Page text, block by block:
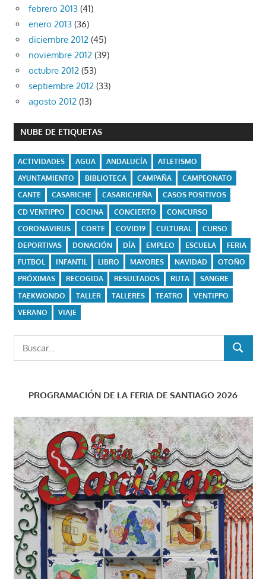
febrero 2013 (41)
enero 2013 (36)
diciembre 2012 (45)
noviembre 2012 (39)
octubre 2012 (53)
septiembre 2012 (33)
agosto 2012 (13)
NUBE DE ETIQUETAS
ACTIVIDADES AGUA ANDALUCÍA
ATLETISMO
AYUNTAMIENTO
BIBLIOTECA CAMPAÑA
CAMPEONATO
CANTE
CASARICHE CASARICHEÑA
CASOS POSITIVOS
CD VENTIPPO
COCINA CONCIERTO
CONCURSO
CORONAVIRUS
CORTE COVID19 CULTURAL
CURSO
DEPORTIVAS
DONACIÓN DÍA EMPLEO ESCUELA
FERIA
FUTBOL
INFANTIL LIBRO MAYORES NAVIDAD
OTOÑO
PRÓXIMAS
RECOGIDA RESULTADOS RUTA
SANGRE
TAEKWONDO
TALLER TALLERES TEATRO
VENTIPPO
VERANO
VIAJE
BUSCAR
PROGRAMACIÓN DE LA FERIA DE SANTIAGO 2026